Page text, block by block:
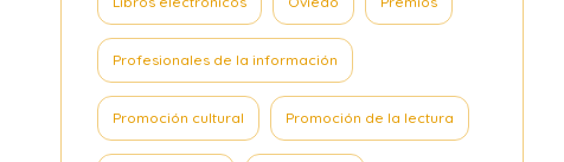
Profesionales de la información
Promoción cultural Promoción de la lectura